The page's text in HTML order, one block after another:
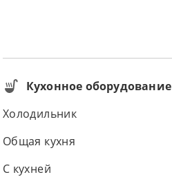
Кухонное оборудование
Холодильник
Общая кухня
С кухней